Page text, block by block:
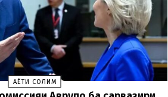
ҲАЁТИ СОЛИМ